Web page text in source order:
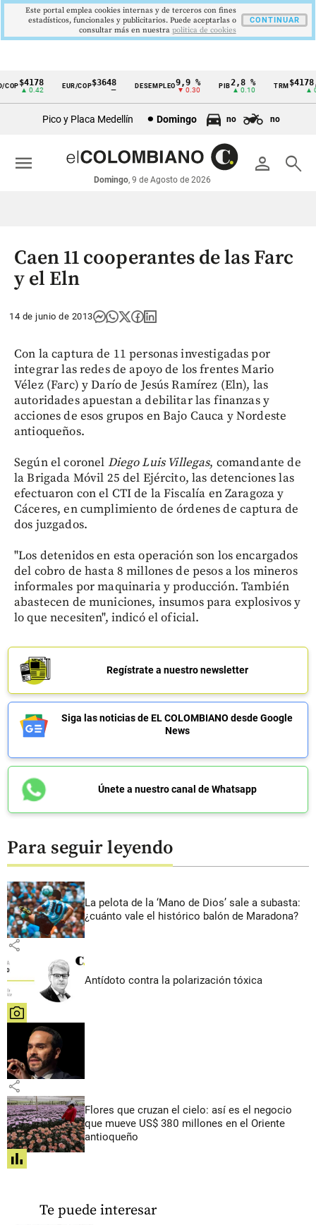
Cintillo
económicos
Colombia
$4178
▲ 0.42
EUR/COP$3648 DESEMPLEO 9,9 %
▼ 0.30
PIB2,8 %
▲ 0.10
TRM
▲
Pico y Placa Medellín Domingo no no
person search
Domingo, 9 de Agosto de 2026
menu
Caen 11 cooperantes de las Farc
y el Eln
14 de junio de 2013
Con la captura de 11 personas investigadas por
integrar las redes de apoyo de los frentes Mario
Vélez (Farc) y Darío de Jesús Ramírez (Eln), las
autoridades apuestan a debilitar las finanzas y
acciones de esos grupos en Bajo Cauca y Nordeste
antioqueños.
Según el coronel Diego Luis Villegas, comandante de
la Brigada Móvil 25 del Ejército, las detenciones las
efectuaron con el CTI de la Fiscalía en Zaragoza y
Cáceres, en cumplimiento de órdenes de captura de
dos juzgados.
"Los detenidos en esta operación son los encargados
del cobro de hasta 8 millones de pesos a los mineros
informales por maquinaria y producción. También
abastecen de municiones, insumos para explosivos y
lo que necesiten", indicó el oficial.
Regístrate a nuestro newsletter
Siga las noticias de EL COLOMBIANO desde Google
News
Únete a nuestro canal de Whatsapp
Para seguir leyendo
La pelota de la ‘Mano de Dios’ sale a subasta:
¿cuánto vale el histórico balón de Maradona?
share
Antídoto contra la polarización tóxica
share
share
Flores que cruzan el cielo: así es el negocio
que mueve US$ 380 millones en el Oriente
antioqueño
share
Te puede interesar
Este portal emplea cookies internas y de terceros con fines
estadísticos, funcionales y publicitarios. Puede aceptarlas o
consultar más en nuestra politica de cookies
CONTINUAR